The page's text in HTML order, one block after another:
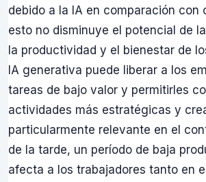
debido a la IA en comparación con
esto no disminuye el potencial de
la productividad y el bienestar de
IA generativa puede liberar a los
tareas de bajo valor y permitirles
actividades más estratégicas y
particularmente relevante en el
de la tarde, un período de baja
afecta a los trabajadores tanto en